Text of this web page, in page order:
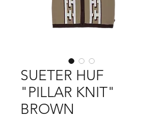
SUETER HUF
"PILLAR KNIT"
BROWN